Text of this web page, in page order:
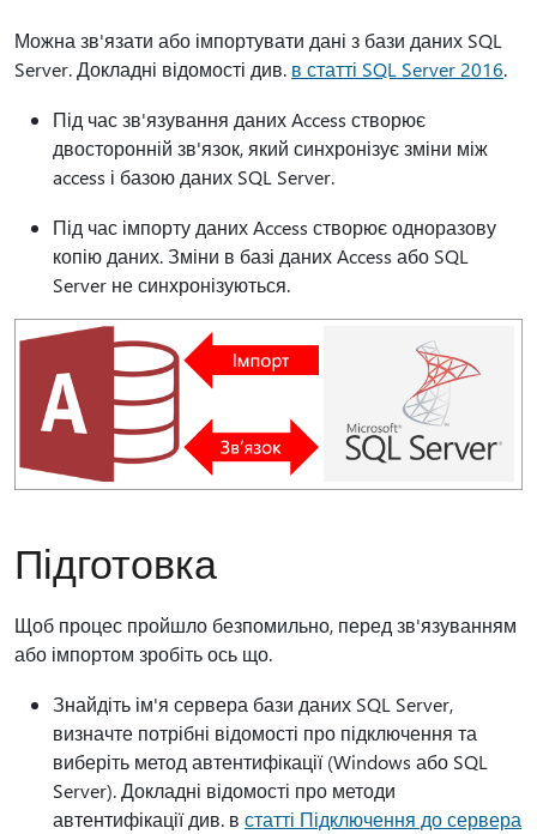
Можна зв'язати або імпортувати дані з бази даних SQL
Server. Докладні відомості див. в статті SQL Server 2016.
Під час зв'язування даних Access створює
двосторонній зв'язок, який синхронізує зміни між
access і базою даних SQL Server.
Під час імпорту даних Access створює одноразову
копію даних. Зміни в базі даних Access або SQL
Server не синхронізуються.
Підготовка
Щоб процес пройшло безпомильно, перед зв'язуванням
або імпортом зробіть ось що.
Знайдіть ім'я сервера бази даних SQL Server,
визначте потрібні відомості про підключення та
виберіть метод автентифікації (Windows або SQL
Server). Докладні відомості про методи
автентифікації див. в статті Підключення до сервера